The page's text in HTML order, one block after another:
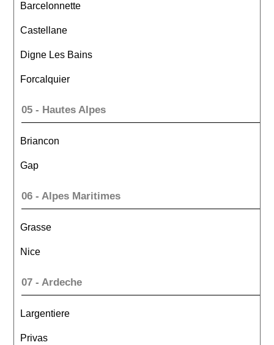
Barcelonnette
Castellane
Digne Les Bains
Forcalquier
05 - Hautes Alpes
Briancon
Gap
06 - Alpes Maritimes
Grasse
Nice
07 - Ardeche
Largentiere
Privas